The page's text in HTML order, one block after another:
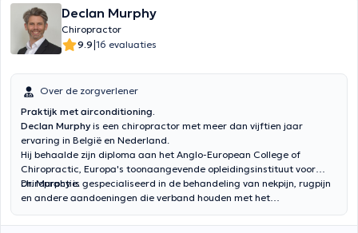
Declan Murphy
Chiropractor
9.9|16 evaluaties
Over de zorgverlener
Praktijk met airconditioning.
Declan Murphy is een chiropractor met meer dan vijftien jaar
ervaring in België en Nederland.
Hij behaalde zijn diploma aan het Anglo-European College of
Chiropractic, Europa's toonaangevende opleidingsinstituut voor
chiropractie.
Dr. Murphy is gespecialiseerd in de behandeling van nekpijn, rugpijn
en andere aandoeningen die verband houden met het
sportblessures en heeft opleidingen gevolgd bij enkele van de meest